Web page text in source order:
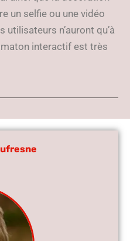
un selfie ou une vidéo
n’auront qu’à
interactif est très